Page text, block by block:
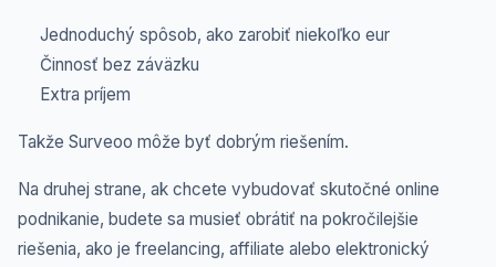
Jednoduchý spôsob, ako zarobiť niekoľko eur
Činnosť bez záväzku
Extra príjem
Takže Surveoo môže byť dobrým riešením.
Na druhej strane, ak chcete vybudovať skutočné online
podnikanie, budete sa musieť obrátiť na pokročilejšie
riešenia, ako je freelancing, affiliate alebo elektronický